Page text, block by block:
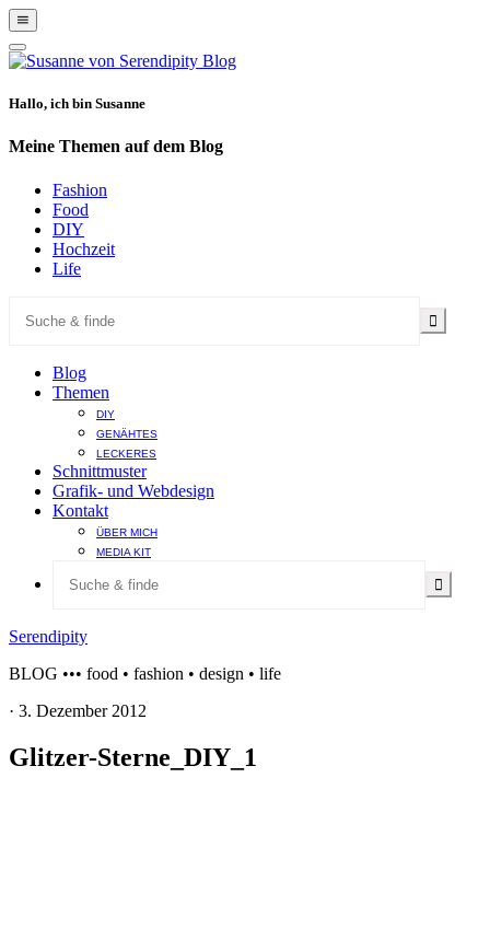
Show
Offscreen
Content
Hide
Offscreen
Hallo, ich bin Susanne
Meine Themen auf dem Blog
Fashion
Food
DIY
Hochzeit
Life
Blog
Themen
DIY
GENÄHTES
LECKERES
Schnittmuster
Grafik- und Webdesign
Kontakt
ÜBER MICH
MEDIA KIT
Serendipity
BLOG ••• food • fashion • design • life
· 3. Dezember 2012
Glitzer-Sterne_DIY_1